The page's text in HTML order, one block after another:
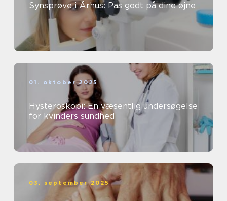
Synsprøve i Århus: Pas godt på dine øjne
01. oktober 2025
Hysteroskopi: En væsentlig undersøgelse
for kvinders sundhed
03. september 2025